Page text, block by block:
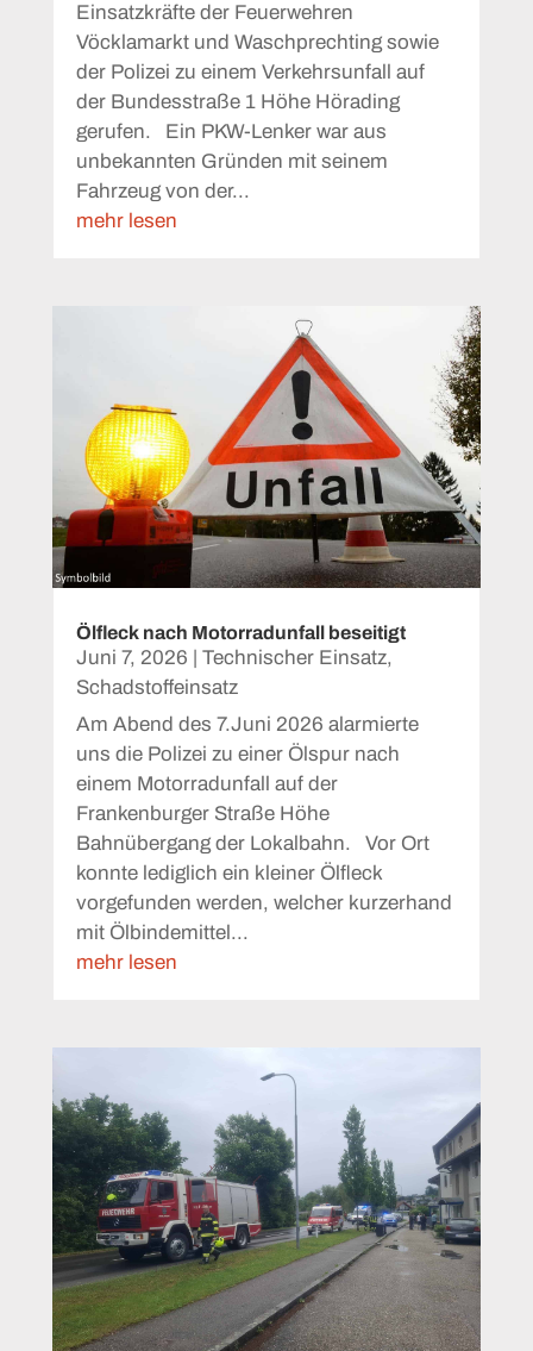
Einsatzkräfte der Feuerwehren
Vöcklamarkt und Waschprechting sowie
der Polizei zu einem Verkehrsunfall auf
der Bundesstraße 1 Höhe Hörading
gerufen. Ein PKW-Lenker war aus
unbekannten Gründen mit seinem
Fahrzeug von der...
mehr lesen
Ölfleck nach Motorradunfall beseitigt
Juni 7, 2026 | Technischer Einsatz,
Schadstoffeinsatz
Am Abend des 7.Juni 2026 alarmierte
uns die Polizei zu einer Ölspur nach
einem Motorradunfall auf der
Frankenburger Straße Höhe
Bahnübergang der Lokalbahn. Vor Ort
konnte lediglich ein kleiner Ölfleck
vorgefunden werden, welcher kurzerhand
mit Ölbindemittel...
mehr lesen